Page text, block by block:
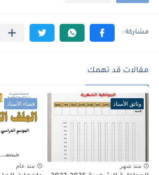
مقالات قد تهمك
وثائق الأستاذ
منذ شهر
فضاء الأستاذ
منذ عام